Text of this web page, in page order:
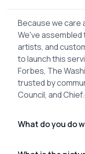
Because we care
We've
artists, and
to launch this
Forbes, The
trusted by
Council, and
What do you do